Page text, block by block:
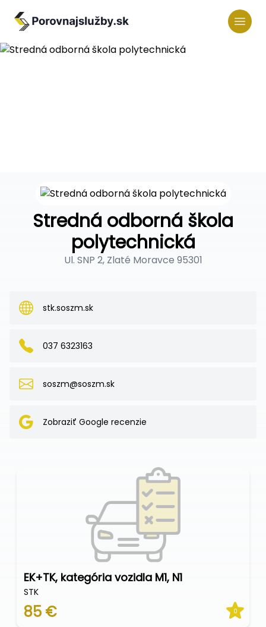
Stredná odborná škola
polytechnická
Ul. SNP 2, Zlaté Moravce 95301
stk.soszm.sk
037 6323163
soszm@soszm.sk
Zobraziť Google recenzie
EK+TK, kategória vozidla M1, N1
STK
85 € 0